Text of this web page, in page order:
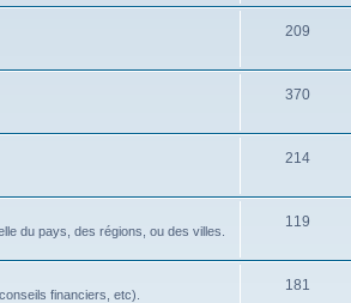
209
370
214
du pays, des régions, ou des villes.
119
financiers, etc).
181